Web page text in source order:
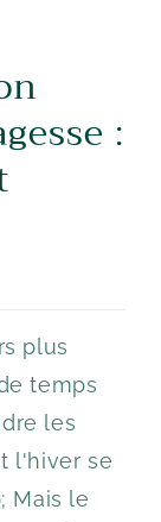
:
plus
temps
les
l'hiver se
Mais le